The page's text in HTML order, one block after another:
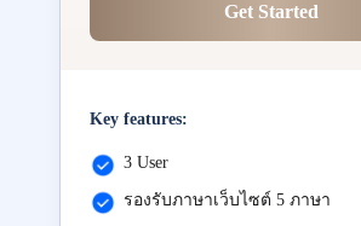
Get Started
Key features:
3 User
รองรับภาษาเว็บไซต์ 5 ภาษา